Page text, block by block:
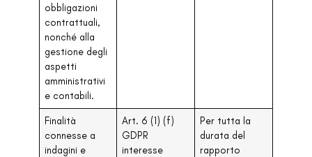
obbligazioni
contrattuali,
nonché alla
gestione degli
aspetti
amministrativi
e contabili.
Finalità
connesse a
indagini e
Art. 6 (1) (f)
GDPR
interesse
Per tutta la
durata del
rapporto